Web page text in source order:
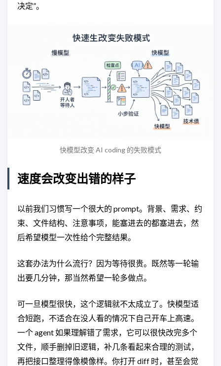
决定”。
快模型改变 AI coding 的失败模式
速度会改变出错的样子
以前我们习惯写一个很大的 prompt。背景、需求、约
束、文件结构、注意事项，能塞进去的都塞进去，然
后希望模型一次性给个完整结果。
这套办法为什么流行？因为等待很贵。既然等一轮输
出要几分钟，那当然希望一轮多做点。
可一旦模型很快，这个逻辑就不太成立了。快模型适
合短跑，不适合在没人看的情况下自己开车上高速。
一个 agent 如果理解错了需求，它可以很快改完多个
文件，顺手删掉旧逻辑，补几条看起来合理的测试，
再把接口整理得像模像样。你打开 diff 时，甚至会觉